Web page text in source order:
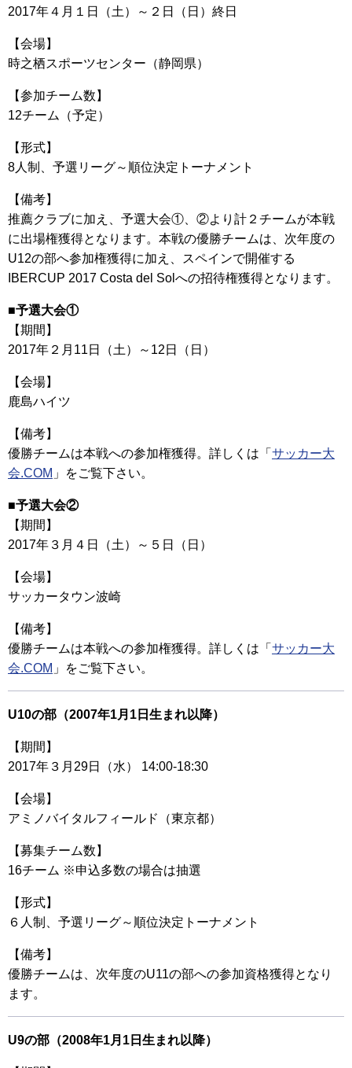
2017年４月１日（土）～２日（日）終日
【会場】
時之栖スポーツセンター（静岡県）
【参加チーム数】
12チーム（予定）
【形式】
8人制、予選リーグ～順位決定トーナメント
【備考】
推薦クラブに加え、予選大会①、②より計２チームが本戦
に出場権獲得となります。本戦の優勝チームは、次年度の
U12の部へ参加権獲得に加え、スペインで開催する
IBERCUP 2017 Costa del Solへの招待権獲得となります。
■予選大会①
【期間】
2017年２月11日（土）～12日（日）
【会場】
鹿島ハイツ
【備考】
優勝チームは本戦への参加権獲得。詳しくは「 サッカー大
会.COM 」をご覧下さい。
■予選大会②
【期間】
2017年３月４日（土）～５日（日）
【会場】
サッカータウン波崎
【備考】
優勝チームは本戦への参加権獲得。詳しくは「 サッカー大
会.COM 」をご覧下さい。
U10の部（2007年1月1日生まれ以降）
【期間】
2017年３月29日（水） 14:00-18:30
【会場】
アミノバイタルフィールド（東京都）
【募集チーム数】
16チーム ※申込多数の場合は抽選
【形式】
６人制、予選リーグ～順位決定トーナメント
【備考】
優勝チームは、次年度のU11の部への参加資格獲得となり
ます。
U9の部（2008年1月1日生まれ以降）